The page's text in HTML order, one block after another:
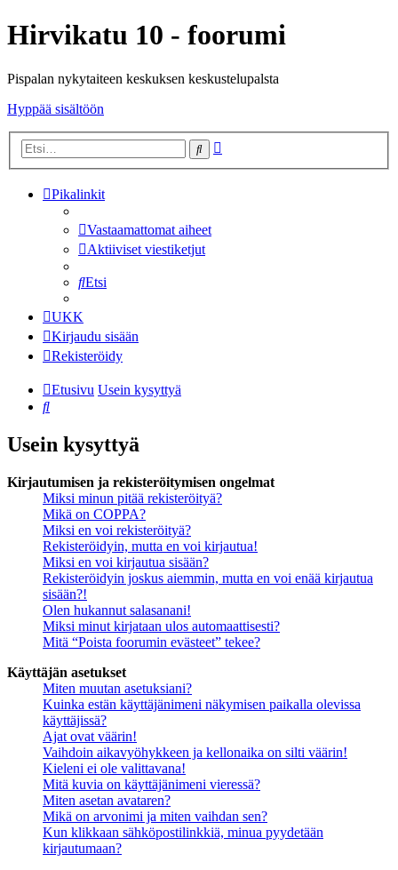
Hirvikatu 10 - foorumi
Pispalan nykytaiteen keskuksen keskustelupalsta
Hyppää sisältöön
Etsi
Pikalinkit
Vastaamattomat aiheet
Aktiiviset viestiketjut
Etsi
UKK
Kirjaudu sisään
Rekisteröidy
Etusivu Usein kysyttyä
Etsi
Usein kysyttyä
Kirjautumisen ja rekisteröitymisen ongelmat
Miksi minun pitää rekisteröityä?
Mikä on COPPA?
Miksi en voi rekisteröityä?
Rekisteröidyin, mutta en voi kirjautua!
Miksi en voi kirjautua sisään?
Rekisteröidyin joskus aiemmin, mutta en voi enää kirjautua
sisään?!
Olen hukannut salasanani!
Miksi minut kirjataan ulos automaattisesti?
Mitä “Poista foorumin evästeet” tekee?
Käyttäjän asetukset
Miten muutan asetuksiani?
Kuinka estän käyttäjänimeni näkymisen paikalla olevissa
käyttäjissä?
Ajat ovat väärin!
Vaihdoin aikavyöhykkeen ja kellonaika on silti väärin!
Kieleni ei ole valittavana!
Mitä kuvia on käyttäjänimeni vieressä?
Miten asetan avataren?
Mikä on arvonimi ja miten vaihdan sen?
Kun klikkaan sähköpostilinkkiä, minua pyydetään
kirjautumaan?